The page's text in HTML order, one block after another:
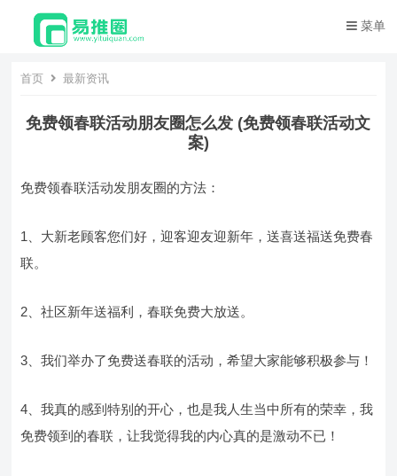
菜单
首页 最新资讯
免费领春联活动朋友圈怎么发 (免费领春联活动文
案)
免费领春联活动发朋友圈的方法：
1、大新老顾客您们好，迎客迎友迎新年，送喜送福送免费春
联。
2、社区新年送福利，春联免费大放送。
3、我们举办了免费送春联的活动，希望大家能够积极参与！
4、我真的感到特别的开心，也是我人生当中所有的荣幸，我
免费领到的春联，让我觉得我的内心真的是激动不已！